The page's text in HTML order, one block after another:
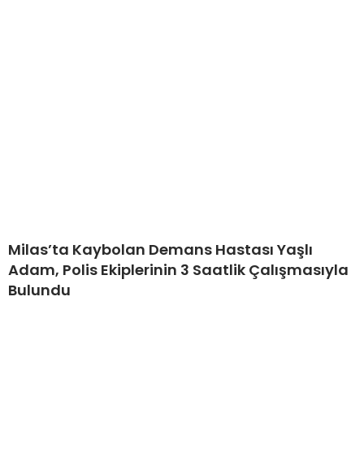
Milas’ta Kaybolan Demans Hastası Yaşlı
Adam, Polis Ekiplerinin 3 Saatlik Çalışmasıyla
Bulundu